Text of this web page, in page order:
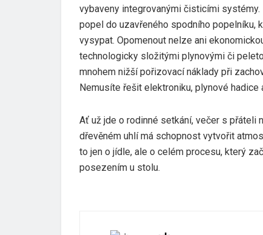
vybaveny integrovanými čisticími
popel do uzavřeného spodního popelníku,
vysypat. Opomenout nelze ani
technologicky složitými plynovými či
mnohem nižší pořizovací náklady při
Nemusíte řešit elektroniku, plynové hadice
Ať už jde o rodinné setkání, večer s přáteli
dřevěném uhlí má schopnost vytvořit
to jen o jídle, ale o celém procesu, který
posezením u stolu.